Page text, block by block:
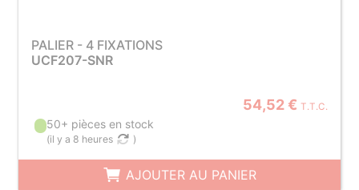
PALIER - 4 FIXATIONS
UCF207-SNR
54,52 € T.T.C.
50+ pièces en stock
(il y a 8 heures )
AJOUTER AU PANIER